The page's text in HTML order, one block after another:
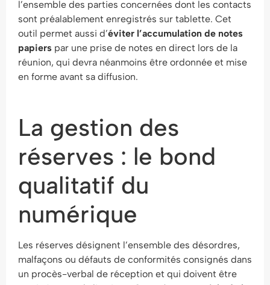
l’ensemble des parties concernées dont les contacts
sont préalablement enregistrés sur tablette. Cet
outil permet aussi d’éviter l’accumulation de notes
papiers par une prise de notes en direct lors de la
réunion, qui devra néanmoins être ordonnée et mise
en forme avant sa diffusion.
La gestion des
réserves : le bond
qualitatif du
numérique
Les réserves désignent l’ensemble des désordres,
malfaçons ou défauts de conformités consignés dans
un procès-verbal de réception et qui doivent être